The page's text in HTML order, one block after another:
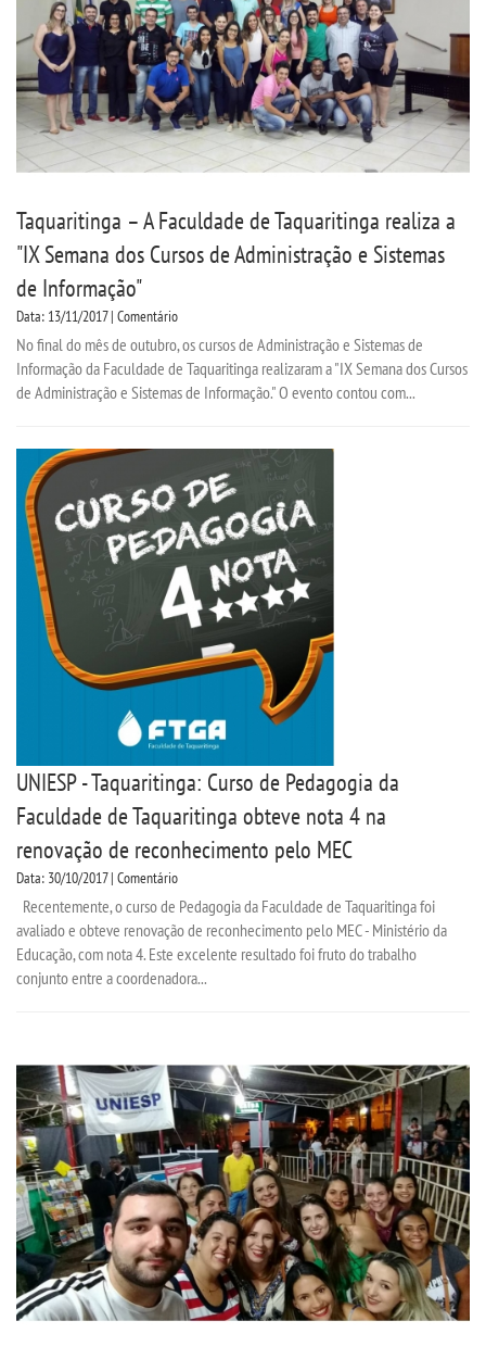
Taquaritinga – A Faculdade de Taquaritinga realiza a
"IX Semana dos Cursos de Administração e Sistemas
de Informação"
Data: 13/11/2017 | Comentário
No final do mês de outubro, os cursos de Administração e Sistemas de
Informação da Faculdade de Taquaritinga realizaram a "IX Semana dos Cursos
de Administração e Sistemas de Informação." O evento contou com...
UNIESP - Taquaritinga: Curso de Pedagogia da
Faculdade de Taquaritinga obteve nota 4 na
renovação de reconhecimento pelo MEC
Data: 30/10/2017 | Comentário
Recentemente, o curso de Pedagogia da Faculdade de Taquaritinga foi
avaliado e obteve renovação de reconhecimento pelo MEC - Ministério da
Educação, com nota 4. Este excelente resultado foi fruto do trabalho
conjunto entre a coordenadora...